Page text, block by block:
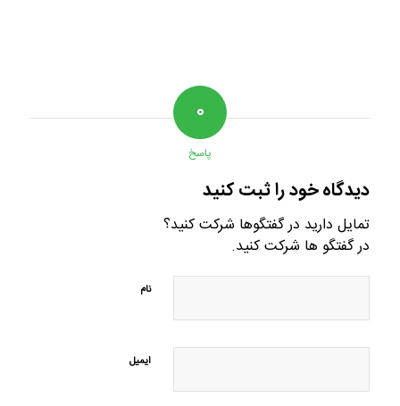
۰
پاسخ
دیدگاه خود را ثبت کنید
تمایل دارید در گفتگوها شرکت کنید؟
در گفتگو ها شرکت کنید.
نام
ایمیل